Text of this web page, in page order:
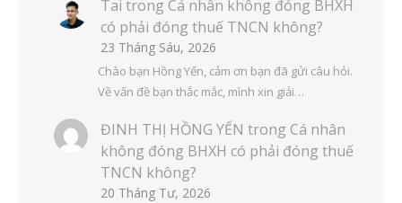
Tai trong Cá nhân không đóng BHXH
có phải đóng thuế TNCN không?
23 Tháng Sáu, 2026
Chào bạn Hồng Yến, cảm ơn bạn đã gửi câu hỏi.
Về vấn đề bạn thắc mắc, mình xin giải…
ĐINH THỊ HỒNG YẾN trong Cá nhân
không đóng BHXH có phải đóng thuế
TNCN không?
20 Tháng Tư, 2026